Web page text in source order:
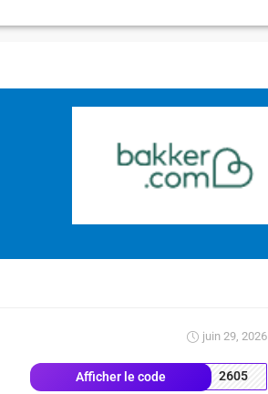
juin 29, 2026
Afficher le code 2605